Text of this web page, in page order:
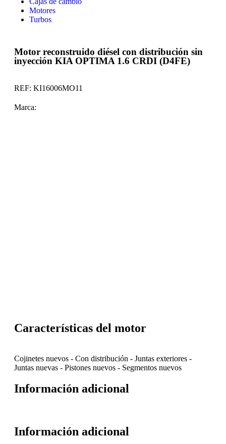
Motores
Turbos
Motor reconstruido diésel con distribución sin
inyección KIA OPTIMA 1.6 CRDI (D4FE)
REF: KI16006MO11
Marca:
Características del motor
Cojinetes nuevos - Con distribución - Juntas exteriores -
Juntas nuevas - Pistones nuevos - Segmentos nuevos
Información adicional
Información adicional